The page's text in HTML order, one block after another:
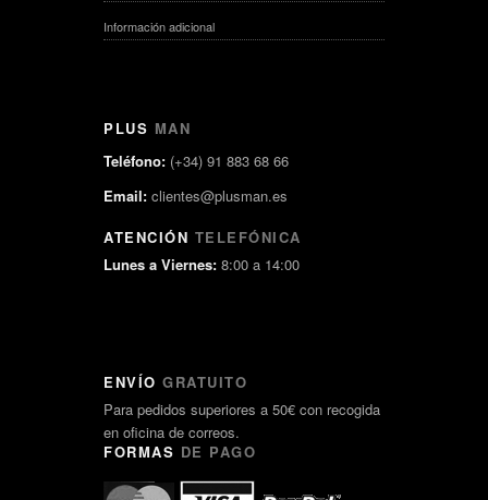
Información adicional
PLUS MAN
Teléfono: (+34) 91 883 68 66
Email: clientes@plusman.es
ATENCIÓN TELEFÓNICA
Lunes a Viernes: 8:00 a 14:00
ENVÍO GRATUITO
Para pedidos superiores a 50€ con recogida
en oficina de correos.
FORMAS DE PAGO